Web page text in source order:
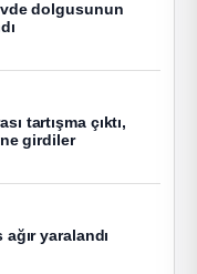
dolgusunun
tartışma çıktı,
girdiler
yaralandı